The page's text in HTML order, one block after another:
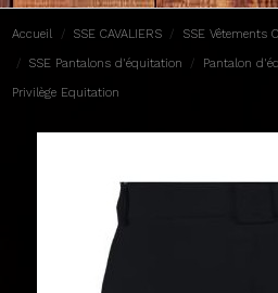
Accueil SSE CAVALIERS SSE Vêtements
SSE Pantalons d'équitation Pantalon
Privilège Equitation